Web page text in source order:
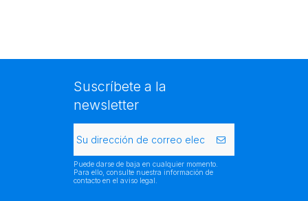
Suscríbete a la
newsletter
Puede darse de baja en cualquier momento.
Para ello, consulte nuestra información de
contacto en el aviso legal.